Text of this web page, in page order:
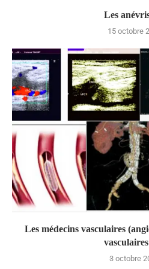
Les
15 octobre
Les médecins vasculaires
3 octobre